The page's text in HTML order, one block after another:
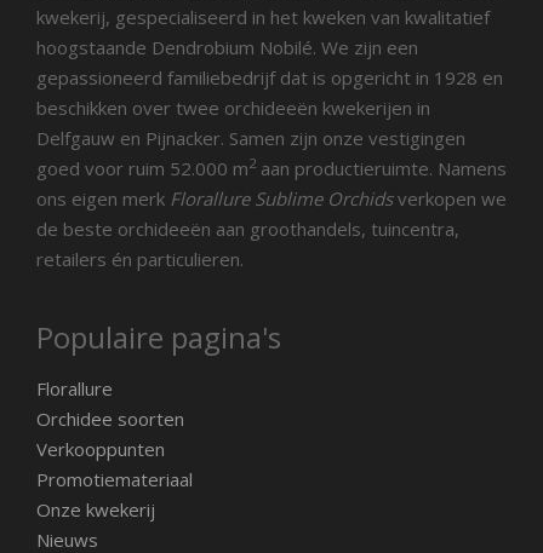
kwekerij, gespecialiseerd in het kweken van kwalitatief
hoogstaande Dendrobium Nobilé. We zijn een
gepassioneerd familiebedrijf dat is opgericht in 1928 en
beschikken over twee orchideeën kwekerijen in
Delfgauw en Pijnacker. Samen zijn onze vestigingen
goed voor ruim 52.000 m2 aan productieruimte. Namens
ons eigen merk Florallure Sublime Orchidsverkopen we
de beste orchideeën aan groothandels, tuincentra,
retailers én particulieren.
Populaire pagina's
Florallure
Orchidee soorten
Verkooppunten
Promotiemateriaal
Onze kwekerij
Nieuws